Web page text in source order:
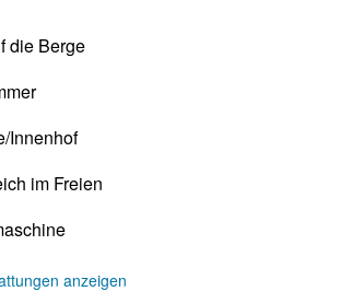
die Berge
Innenhof
im Freien
anzeigen